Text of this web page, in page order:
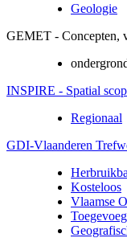
Geologie
GEMET - Concepten,
INSPIRE - Spatial
Regionaal
GDI-Vlaanderen
Kosteloos
Vlaamse